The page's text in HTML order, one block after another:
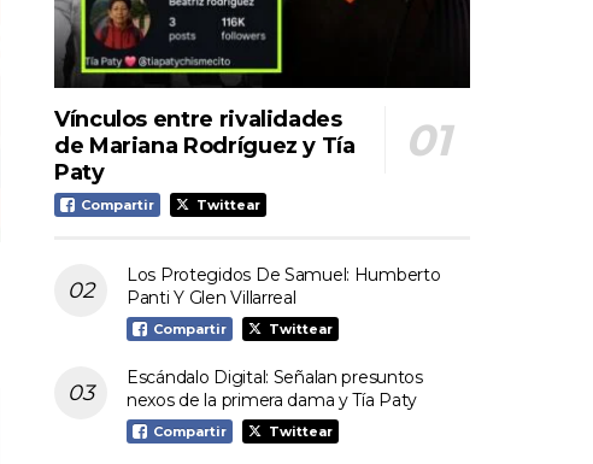
Vínculos entre rivalidades
de Mariana Rodríguez y Tía
Paty
Compartir Twittear
Los Protegidos De Samuel: Humberto
Panti Y Glen Villarreal
Compartir Twittear
Escándalo Digital: Señalan presuntos
nexos de la primera dama y Tía Paty
Compartir Twittear